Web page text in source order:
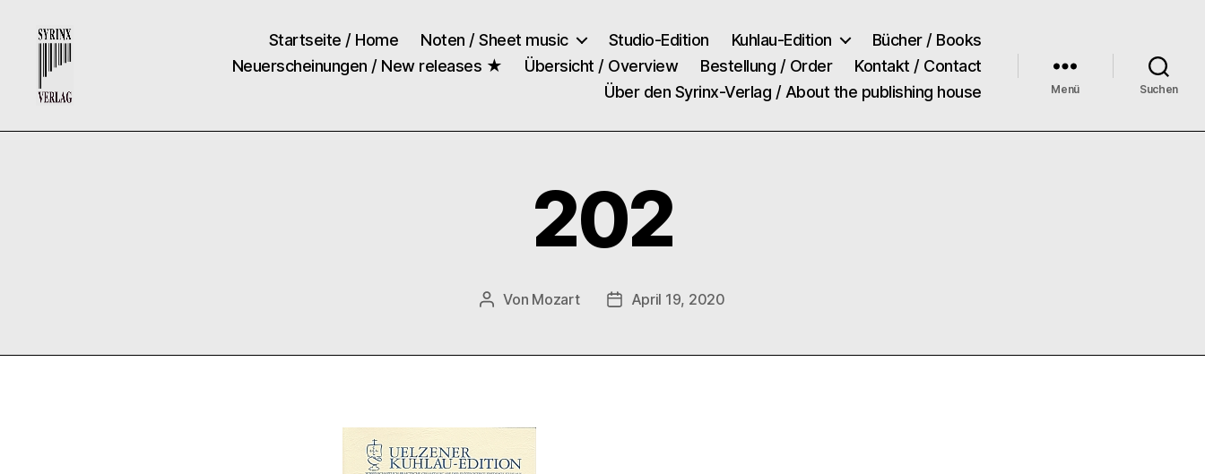
Verlag
Startseite / Home Noten / Sheet music Studio-Edition Kuhlau-Edition
Bücher / Books
Neuerscheinungen / New releases ★
Übersicht / Overview Bestellung / Order
Kontakt / Contact
Über den Syrinx-Verlag / About the publishing house
Menü Suchen
202
Beitragsautor
Von Mozart Veröffentlichungsdatum
April 19, 2020